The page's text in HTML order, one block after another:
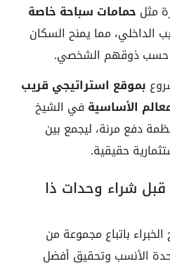
مثل حمامات سباحة خاصة
الداخلي، مما يمنح السكان
حسب ذوقهم الشخصي.
بموقع استراتيجي قريب
الأساسية في الشيخ
دفع مرنة، ليجمع بين
حقيقية.
قبل شراء وحدات ذا
باتباع مجموعة من
الأنسب وتحقيق أفضل